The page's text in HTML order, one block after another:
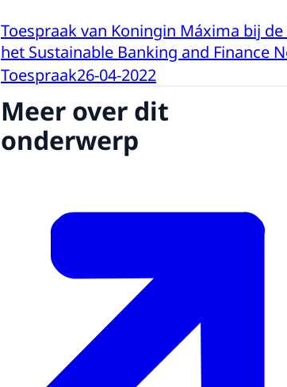
Toespraak van Koningin Máxima bij
het Sustainable Banking and Finance
Toespraak26-04-2022
Meer over dit
onderwerp